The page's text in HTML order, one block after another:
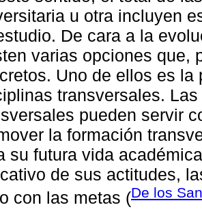
u otra incluyen
De cara a la
varias opciones que,
Uno de ellos es
transversales.
pueden servir
la formación
su futura vida
de sus actitudes,
con las metas (De los